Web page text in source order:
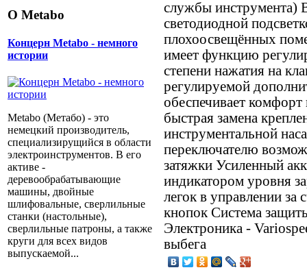
О Metabo
Концерн Metabo - немного
истории
Metabo (Метабо) - это
немецкий производитель,
специализирущийся в области
электроинструментов. В его
активе -
деревообрабатывающие
машины, двойные
шлифовальные, сверлильные
станки (настольные),
сверлильные патроны, а также
круги для всех видов
выпускаемой...
службы инструмента)
светодиодной
плохоосвещённых
имеет функцию
степени нажатия на
регулируемой
обеспечивает
быстрая замена
инструментальной
переключателю
затяжки Усиленный
индикатором уровня
легок в управлении за
кнопок Система
Электроника -
выбега